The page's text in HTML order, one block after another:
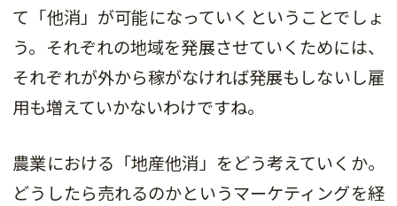
て「他消」が可能になっていくということでしょ
う。それぞれの地域を発展させていくためには、
それぞれが外から稼がなければ発展もしないし雇
用も増えていかないわけですね。
農業における「地産他消」をどう考えていくか。
どうしたら売れるのかというマーケティングを経